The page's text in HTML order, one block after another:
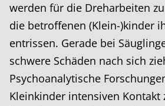
werden für die Dreharbeiten
die betroffenen (Klein-)kinder
entrissen. Gerade bei
schwere Schäden nach sich
Psychoanalytische
Kleinkinder intensiven Kontakt